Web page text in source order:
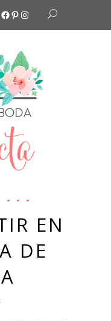
Facebook
Pinterest
Instagram
EN
DE